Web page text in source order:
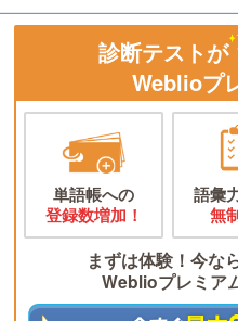
診断テストが
Weblioプ
単語帳への
登録数増加！
語彙
無
まずは体験！今な
Weblioプレミア